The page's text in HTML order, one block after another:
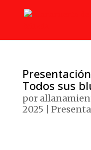
Todos sus
por
2025